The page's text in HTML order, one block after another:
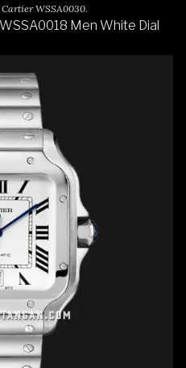
WSSA0030.
Men White Dial